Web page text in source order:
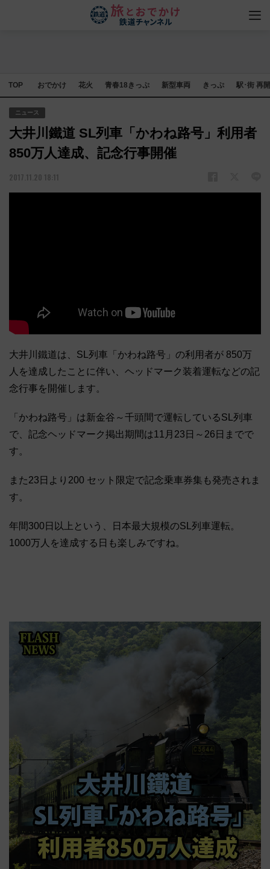
TOP おでかけ 花火 青春18きっぷ 新型車両 きっぷ 駅･街 再
ニュース
大井川鐵道 SL列車「かわね路号」利用者
850万人達成、記念行事開催
2017.11.20 18:11
大井川鐵道は、SL列車「かわね路号」の利用者が 850万
人を達成したことに伴い、ヘッドマーク装着運転などの記
念行事を開催します。
「かわね路号」は新金谷～千頭間で運転しているSL列車
で、記念ヘッドマーク掲出期間は11月23日～26日までで
す。
また23日より200 セット限定で記念乗車券集も発売されま
す。
年間300日以上という、日本最大規模のSL列車運転。
1000万人を達成する日も楽しみですね。